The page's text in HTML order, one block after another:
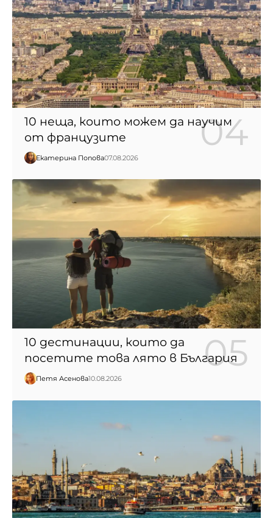
10 неща, които можем да научим
от французите
Екатерина Попова07.08.2026
10 дестинации, които да
посетите това лято в България
Петя Асенова10.08.2026